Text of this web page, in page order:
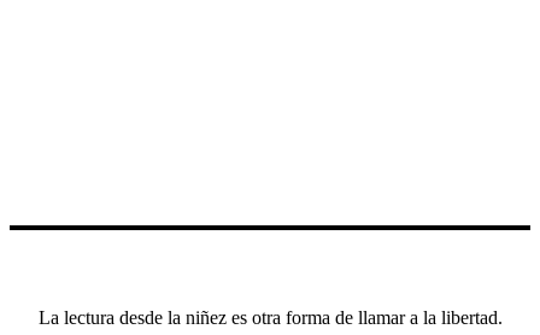
La lectura desde la niñez es otra forma de llamar a la libertad.